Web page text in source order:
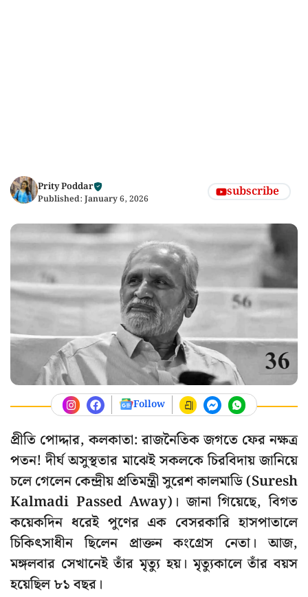
Prity Poddar
Published: January 6, 2026 subscribe
Follow
প্রীতি পোদ্দার, কলকাতা: রাজনৈতিক জগতে ফের নক্ষত্র
পতন! দীর্ঘ অসুস্থতার মাঝেই সকলকে চিরবিদায় জানিয়ে
চলে গেলেন কেন্দ্রীয় প্রতিমন্ত্রী সুরেশ কালমাডি (Suresh
Kalmadi Passed Away)। জানা গিয়েছে, বিগত
কয়েকদিন ধরেই পুণের এক বেসরকারি হাসপাতালে
চিকিৎসাধীন ছিলেন প্রাক্তন কংগ্রেস নেতা। আজ,
মঙ্গলবার সেখানেই তাঁর মৃত্যু হয়। মৃত্যুকালে তাঁর বয়স
হয়েছিল ৮১ বছর।